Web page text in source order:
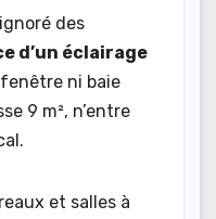
des
d’un éclairage
ni baie
9 m², n’entre
et salles à